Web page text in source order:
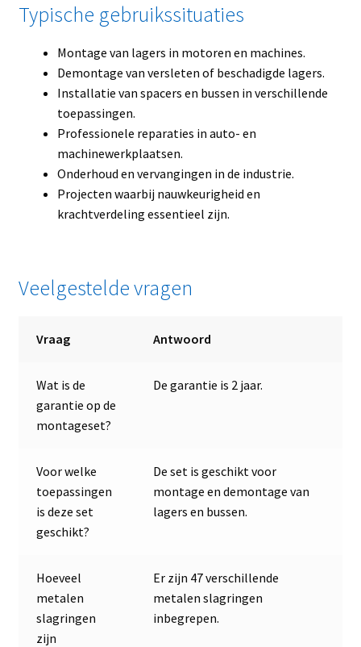
Typische gebruikssituaties
Montage van lagers in motoren en machines.
Demontage van versleten of beschadigde lagers.
Installatie van spacers en bussen in verschillende
toepassingen.
Professionele reparaties in auto- en
machinewerkplaatsen.
Onderhoud en vervangingen in de industrie.
Projecten waarbij nauwkeurigheid en
krachtverdeling essentieel zijn.
Veelgestelde vragen
Vraag Antwoord
Wat is de
garantie op de
montageset?
De garantie is 2 jaar.
Voor welke
toepassingen
is deze set
geschikt?
De set is geschikt voor
montage en demontage van
lagers en bussen.
Hoeveel
metalen
slagringen
zijn
Er zijn 47 verschillende
metalen slagringen
inbegrepen.